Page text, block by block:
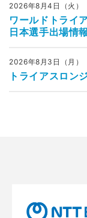
2026年8月4日（火）
ワールドトライ
日本選手出場情報
2026年8月3日（月）
トライアスロン